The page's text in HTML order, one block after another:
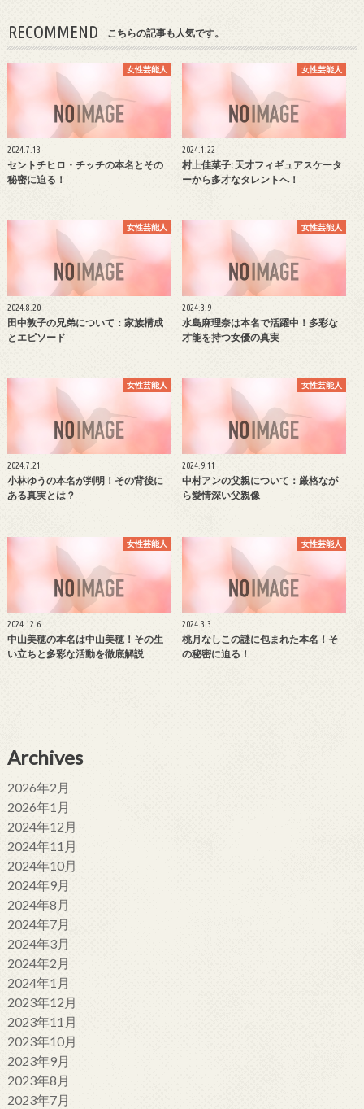
RECOMMEND こちらの記事も人気です。
女性芸能人
2024.7.13
セントチヒロ・チッチの本名とその
秘密に迫る！
女性芸能人
2024.1.22
村上佳菜子: 天才フィギュアスケータ
ーから多才なタレントへ！
女性芸能人
2024.8.20
田中敦子の兄弟について：家族構成
とエピソード
女性芸能人
2024.3.9
水島麻理奈は本名で活躍中！多彩な
才能を持つ女優の真実
女性芸能人
2024.7.21
小林ゆうの本名が判明！その背後に
ある真実とは？
女性芸能人
2024.9.11
中村アンの父親について：厳格なが
ら愛情深い父親像
女性芸能人
2024.12.6
中山美穂の本名は中山美穂！その生
い立ちと多彩な活動を徹底解説
女性芸能人
2024.3.3
桃月なしこの謎に包まれた本名！そ
の秘密に迫る！
Archives
2026年2月
2026年1月
2024年12月
2024年11月
2024年10月
2024年9月
2024年8月
2024年7月
2024年3月
2024年2月
2024年1月
2023年12月
2023年11月
2023年10月
2023年9月
2023年8月
2023年7月